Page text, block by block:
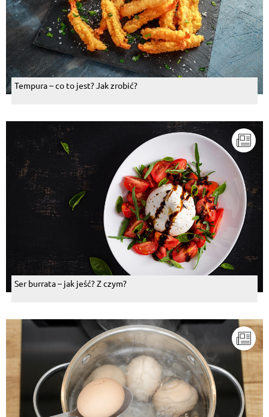
Tempura – co to jest? Jak zrobić?
Ser burrata – jak jeść? Z czym?